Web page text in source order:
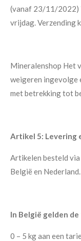
(vanaf 23/11/2022)
vrijdag. Verzending
Mineralenshop Het
weigeren ingevolge
met betrekking tot
Artikel 5: Levering
Artikelen besteld
België en Nederland.
In België gelden
0 – 5 kg aan een